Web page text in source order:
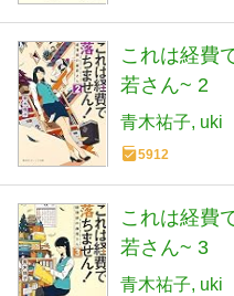
これは経費
若さん~ 2
青木祐子 uki
5912
これは経費
若さん~ 3
青木祐子 uki